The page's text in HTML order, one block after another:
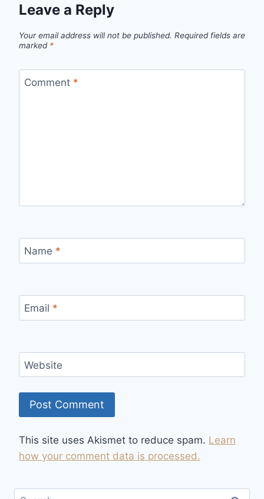
Leave a Reply
Your email address will not be published. Required fields are
marked *
Comment *
Name *
Email *
Website
This site uses Akismet to reduce spam. Learn
how your comment data is processed.
Search